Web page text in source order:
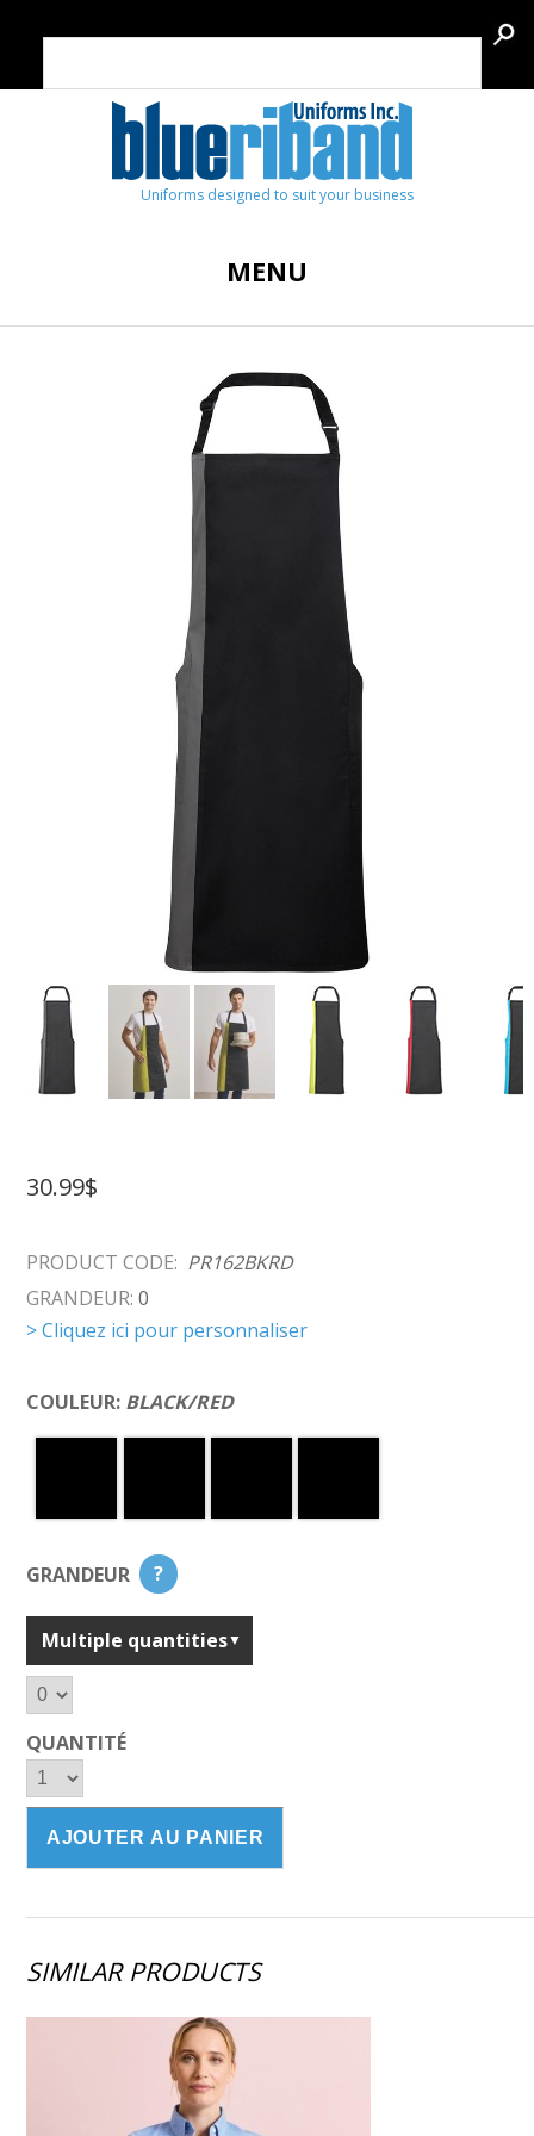
Uniforms designed to suit your business
MENU
30.99$
PRODUCT CODE: PR162BKRD
GRANDEUR: 0
> Cliquez ici pour personnaliser
COULEUR: BLACK/RED
GRANDEUR ?
Multiple quantities
QUANTITÉ
SIMILAR PRODUCTS